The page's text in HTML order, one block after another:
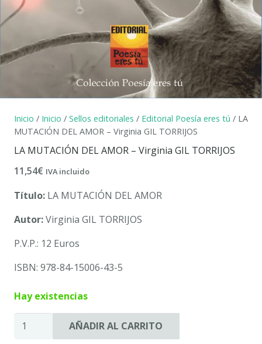
Inicio / Inicio / Sellos editoriales / Editorial Poesía eres tú / LA
MUTACIÓN DEL AMOR – Virginia GIL TORRIJOS
LA MUTACIÓN DEL AMOR – Virginia GIL TORRIJOS
11,54€ IVA incluido
Título: LA MUTACIÓN DEL AMOR
Autor:Virginia GIL TORRIJOS
P.V.P.: 12 Euros
ISBN: 978-84-15006-43-5
Hay existencias
LA
AÑADIR AL CARRITO